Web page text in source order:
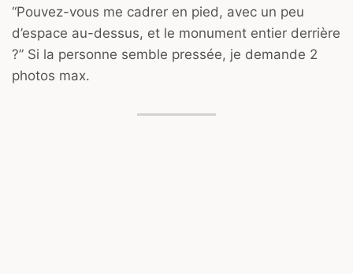
“Pouvez-vous me cadrer en pied, avec un peu
d’espace au-dessus, et le monument entier derrière
?” Si la personne semble pressée, je demande 2
photos max.